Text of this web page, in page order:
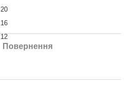
20
16
12
Повернення